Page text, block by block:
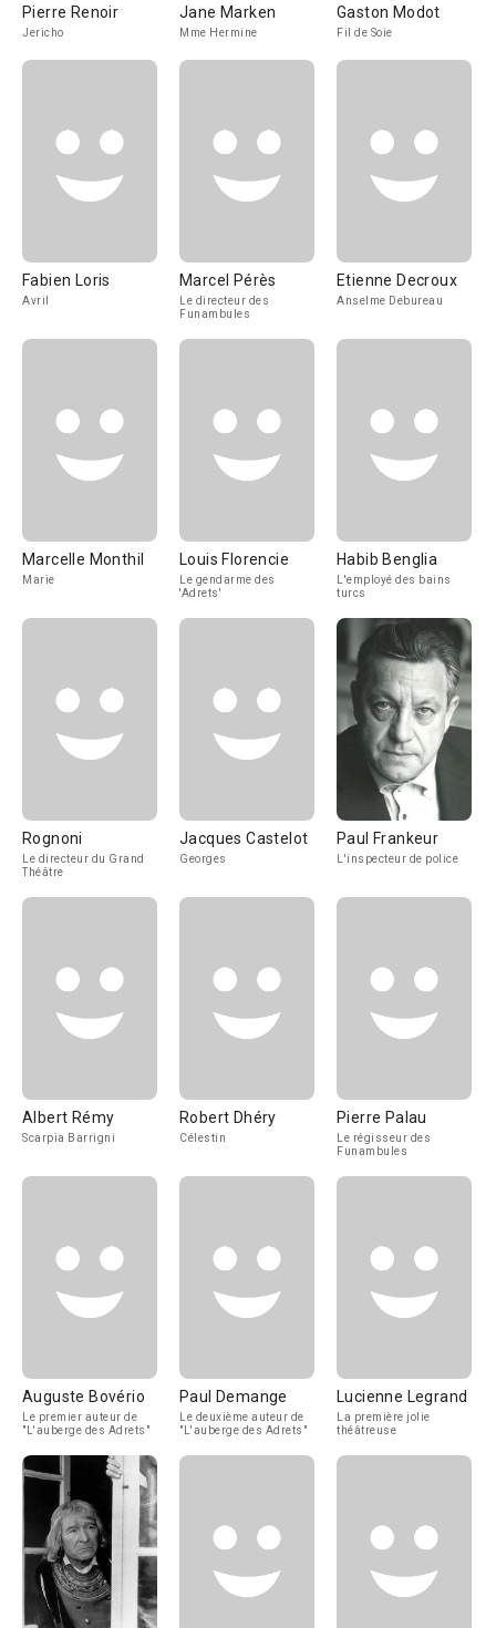
Pierre Renoir
Jericho
Jane Marken
Mme Hermine
Gaston Modot
Fil de Soie
Fabien Loris
Avril
Marcel Pérès
Le directeur des
Funambules
Etienne Decroux
Anselme Debureau
Marcelle Monthil
Marie
Louis Florencie
Le gendarme des
'Adrets'
Habib Benglia
L'employé des bains
turcs
Rognoni
Le directeur du Grand
Théâtre
Jacques Castelot
Georges
Paul Frankeur
L'inspecteur de police
Albert Rémy
Scarpia Barrigni
Robert Dhéry
Célestin
Pierre Palau
Le régisseur des
Funambules
Auguste Bovério
Le premier auteur de
"L'auberge des Adrets"
Paul Demange
Le deuxième auteur de
"L'auberge des Adrets"
Lucienne Legrand
La première jolie
théâtreuse